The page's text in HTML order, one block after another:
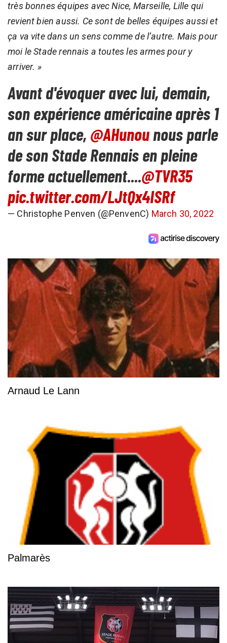
très bonnes équipes avec Nice, Marseille, Lille qui
revient bien aussi. Ce sont de belles équipes aussi et
ça va vite dans un sens comme de l’autre. Mais pour
moi le Stade rennais a toutes les armes pour y
arriver. »
Avant d'évoquer avec lui, demain,
son expérience américaine après 1
an sur place, @AHunounous parle
de son Stade Rennais en pleine
forme actuellement....@TVR35
pic.twitter.com/LJtQx4ISRf
— Christophe Penven (@PenvenC) March 30, 2022
Arnaud Le Lann
Palmarès